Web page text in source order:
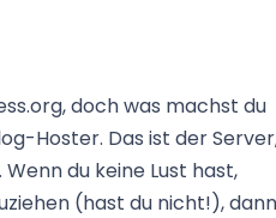
doch was machst du
Hoster. Das ist der
du keine Lust hast,
(hast du nicht!), dann